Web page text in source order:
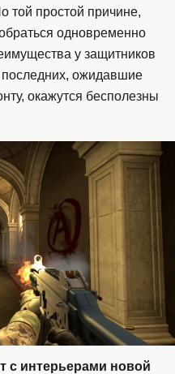
той простой причине,
одновременно
у защитников
последних, ожидавшие
окажутся бесполезны
с интерьерами новой